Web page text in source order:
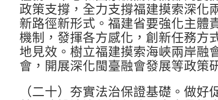
政策支撐，全力支撐福建摸索深化
新路徑新形式。福建省要強化主體
機制，發揮各方感化，創新任務方
地見效。樹立福建摸索海峽兩岸融
會，開展深化閩臺融會發展等政策
（二十）夯實法治保證基礎。做好